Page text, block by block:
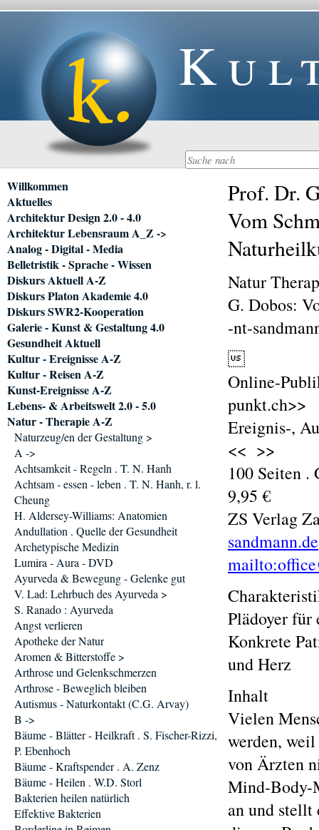
Prof. Dr.
Vom
Natur
G. Dobos:
-nt-
Online-
punkt.ch>>
Ereignis-,
<< >>
100 Seiten .
9,95 €
ZS Verlag
sandmann.de
Plädoyer für
Konkrete
und Herz
Inhalt
Vielen
werden,
von Ärzten
Mind-Body-
an und
Navigation
überspringen
Willkommen
Aktuelles
Architektur Design 2.0 - 4.0
Architektur Lebensraum A_Z ->
Analog - Digital - Media
Belletristik - Sprache - Wissen
Diskurs Aktuell A-Z
Diskurs Platon Akademie 4.0
Diskurs SWR2-Kooperation
Galerie - Kunst & Gestaltung 4.0
Gesundheit Aktuell
Kultur - Ereignisse A-Z
Kultur - Reisen A-Z
Kunst-Ereignisse A-Z
Lebens- & Arbeitswelt 2.0 - 5.0
Natur - Therapie A-Z
Naturzeug/en der Gestaltung >
A ->
Achtsamkeit - Regeln . T. N. Hanh
Achtsam - essen - leben . T. N. Hanh, r. l.
Cheung
H. Aldersey-Williams: Anatomien
Andullation . Quelle der Gesundheit
Archetypische Medizin
Lumira - Aura - DVD
Ayurveda & Bewegung - Gelenke gut
V. Lad: Lehrbuch des Ayurveda >
S. Ranado : Ayurveda
Angst verlieren
Apotheke der Natur
Aromen & Bitterstoffe >
Arthrose und Gelenkschmerzen
Arthrose - Beweglich bleiben
Autismus - Naturkontakt (C.G. Arvay)
B ->
Bäume - Blätter - Heilkraft . S. Fischer-Rizzi,
P. Ebenhoch
Bäume - Kraftspender . A. Zenz
Bäume - Heilen . W.D. Storl
Bakterien heilen natürlich
Effektive Bakterien